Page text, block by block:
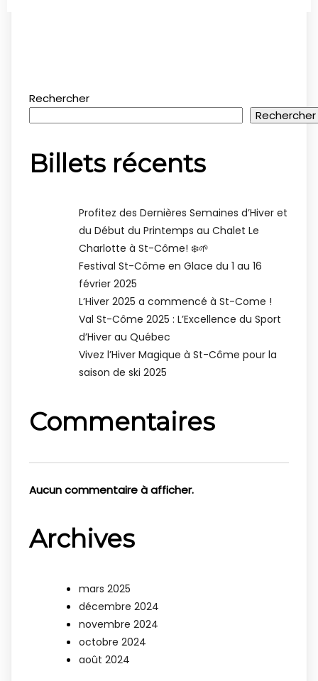
Rechercher
Rechercher
Billets récents
Profitez des Dernières Semaines d’Hiver et
du Début du Printemps au Chalet Le
Charlotte à St-Côme! ❄️🌱
Festival St-Côme en Glace du 1 au 16
février 2025
L’Hiver 2025 a commencé à St-Come !
Val St-Côme 2025 : L’Excellence du Sport
d’Hiver au Québec
Vivez l’Hiver Magique à St-Côme pour la
saison de ski 2025
Commentaires
Aucun commentaire à afficher.
Archives
mars 2025
décembre 2024
novembre 2024
octobre 2024
août 2024